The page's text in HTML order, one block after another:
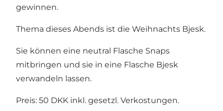
gewinnen.
Thema dieses Abends ist die Weihnachts Bjesk.
Sie können eine neutral Flasche Snaps
mitbringen und sie in eine Flasche Bjesk
verwandeln lassen.
Preis: 50 DKK inkl. gesetzl. Verkostungen.